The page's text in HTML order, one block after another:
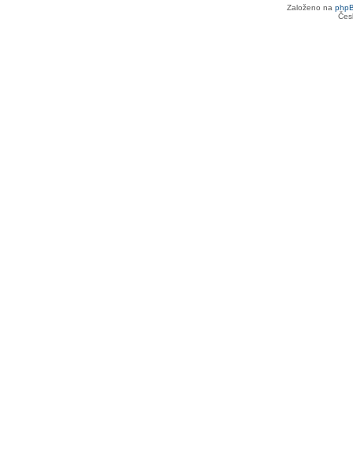
Založeno na